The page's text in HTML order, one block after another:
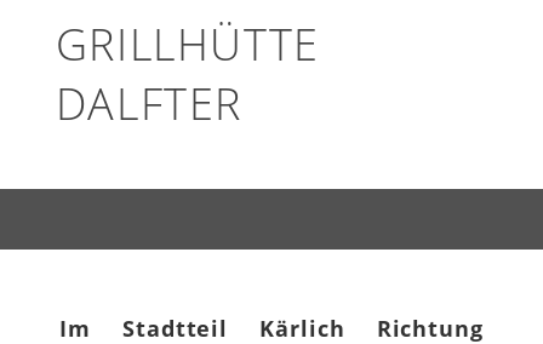
GRILLHÜTTE
DALFTER
Im Stadtteil Kärlich Richtung